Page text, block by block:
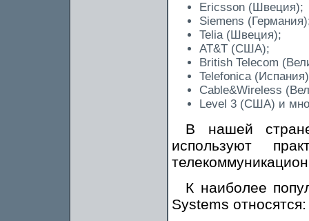
Ericsson (Швеция);
Siemens
Telia (Швеция);
AT&T (США);
British Telecom
Telefonica
Cable&Wireless
Level 3 (США) и
В нашей
используют
К наиболее
Systems относятся: